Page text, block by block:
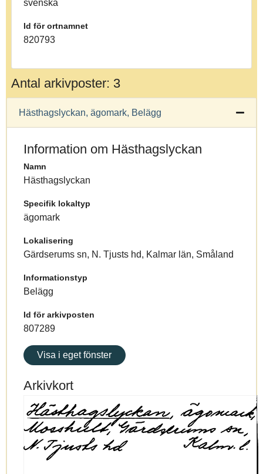
svenska
Id för ortnamnet
820793
Antal arkivposter: 3
Hästhagslyckan, ägomark, Belägg
Information om Hästhagslyckan
Namn
Hästhagslyckan
Specifik lokaltyp
ägomark
Lokalisering
Gärdserums sn, N. Tjusts hd, Kalmar län, Småland
Informationstyp
Belägg
Id för arkivposten
807289
Visa i eget fönster
Arkivkort